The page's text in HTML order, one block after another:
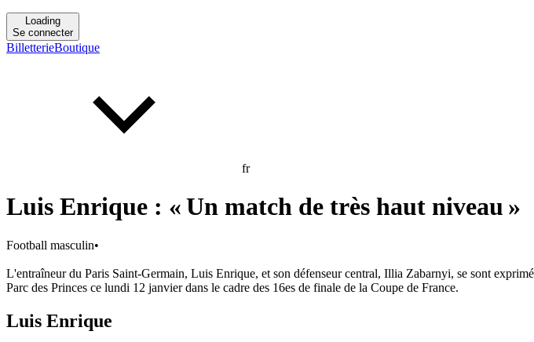
Loading
Se connecter
BilletterieBoutique
fr
Luis Enrique : « Un match de très haut niveau »
Football masculin•
L'entraîneur du Paris Saint-Germain, Luis Enrique, et son défenseur central, Illia Zabarnyi, se sont
Parc des Princes ce lundi 12 janvier dans le cadre des 16es de finale de la Coupe de France.
Luis Enrique